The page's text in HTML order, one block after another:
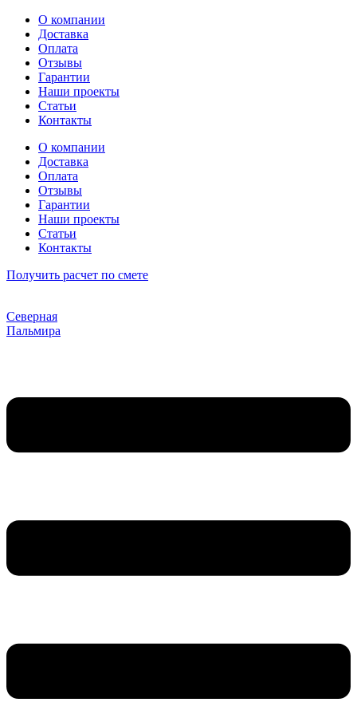
Перейти
содержимому
О компании
Доставка
Оплата
Отзывы
Гарантии
Наши проекты
Статьи
Контакты
О компании
Доставка
Оплата
Отзывы
Гарантии
Наши проекты
Статьи
Контакты
Получить расчет по смете
Северная
Пальмира